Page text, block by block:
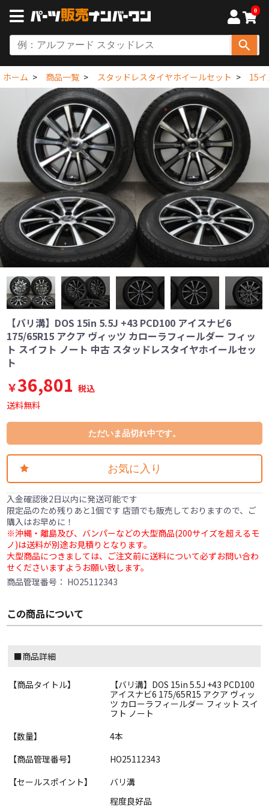
0
ホーム 商品一覧 スタッドレスタイヤホイールセット 15
【バリ溝】DOS 15in 5.5J +43 PCD100 アイスナビ6
175/65R15 アクア ヴィッツ カローラフィールダー フィッ
ト スイフト ノート 中古 スタッドレスタイヤホイールセッ
ト
￥36,801 税込
送料無料
ただいま品切れ中です。
お気に入り
入金確認後2日以内に発送可能です
限定品のため残りあと1個です 店頭でも販売しておりますので、ご
購入はお早めに！
※沖縄・離島及び、バンパーなどの大型商品(200サイズを超えるモ
ノ)は送料が別途お見積りとなります。
大型商品につきましては、ご注文前に送料について必ずお問い合わ
せくださいますようお願い致します。
商品管理番号： HO25112343
この商品について
■商品詳細
【商品タイトル】
【バリ溝】DOS 15in 5.5J +43 PCD100
アイスナビ6 175/65R15 アクア ヴィッ
ツ カローラフィールダー フィット スイ
フト ノート
【数量】
4本
【商品管理番号】
HO25112343
【セールスポイント】
バリ溝
程度良好品